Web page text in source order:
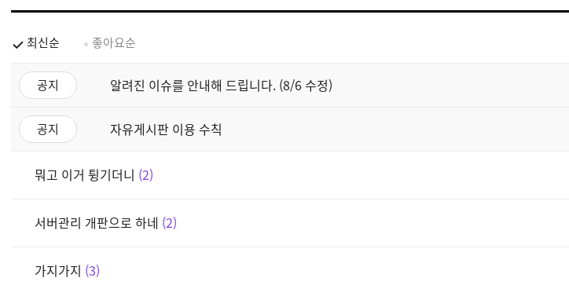
최신순 좋아요순
공지 알려진 이슈를 안내해 드립니다. (8/6 수정)
공지 자유게시판 이용 수칙
뭐고 이거 튕기더니 2
서버관리 개판으로 하네 2
가지가지 3